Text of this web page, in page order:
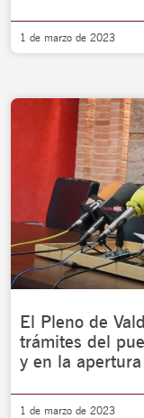
1 de marzo de 2023
El Pleno de
trámites del
y en la
1 de marzo de 2023